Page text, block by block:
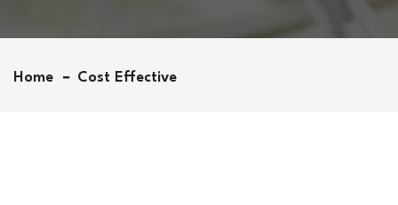
Home Cost Effective